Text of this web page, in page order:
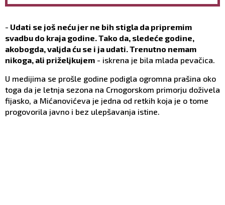
- Udati se još neću jer ne bih stigla da pripremim
svadbu do kraja godine. Tako da, sledeće godine,
akobogda, valjda ću se i ja udati. Trenutno nemam
nikoga, ali priželjkujem - iskrena je bila mlada pevačica.
U medijima se prošle godine podigla ogromna prašina oko
toga da je letnja sezona na Crnogorskom primorju doživela
fijasko, a Mićanovićeva je jedna od retkih koja je o tome
progovorila javno i bez ulepšavanja istine.